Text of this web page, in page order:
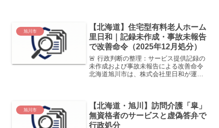
厳重な改善命令を下して...
旭川市
【北海道】住宅型有料老人ホーム
里日和｜記録未作成・事故未報告
で改善命令（2025年12月処分）
🚨 行政判断の整理：サービス提供記録の
未作成および事故未報告による改善命令
北海道旭川市は、株式会社里日和が運営
入居者の転倒・負...
旭川市
【北海道・旭川】訪問介護「皐」
無資格者のサービスと虚偽答弁で
行政処分